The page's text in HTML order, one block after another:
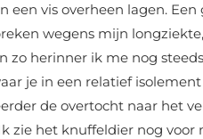
een vis overheen lagen.
wegens mijn
herinner ik me nog
je in een relatief
de overtocht naar het
zie het knuffeldier nog voor